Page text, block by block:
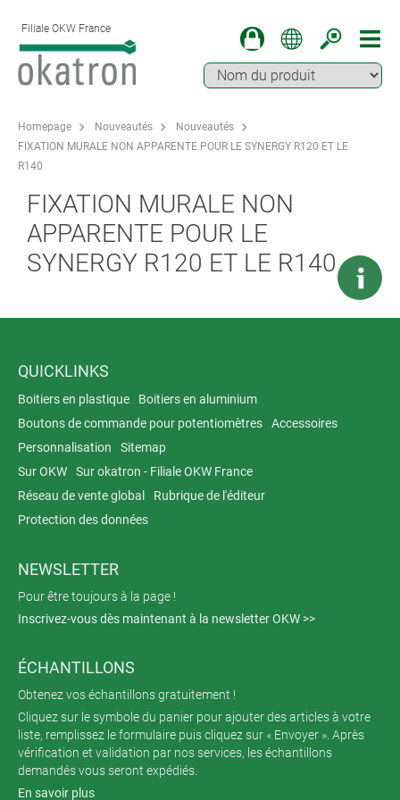
Filiale OKW France
Homepage Nouveautés
Nouveautés
FIXATION MURALE NON APPARENTE POUR LE SYNERGY R120 ET LE
R140
FIXATION MURALE NON
APPARENTE POUR LE
SYNERGY R120 ET LE R140
QUICKLINKS
Boitiers en plastique
Boitiers en aluminium
Boutons de commande pour potentiomètres
Accessoires
Personnalisation
Sitemap
Sur OKW
Sur okatron - Filiale OKW France
Réseau de vente global
Rubrique de l'éditeur
Protection des données
NEWSLETTER
Pour être toujours à la page !
Inscrivez-vous dès maintenant à la newsletter OKW >>
ÉCHANTILLONS
Obtenez vos échantillons gratuitement !
Cliquez sur le symbole du panier pour ajouter des articles à votre
liste, remplissez le formulaire puis cliquez sur « Envoyer ». Après
vérification et validation par nos services, les échantillons
demandés vous seront expédiés.
En savoir plus